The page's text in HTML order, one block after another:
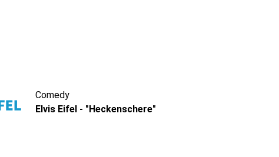
Comedy
Elvis Eifel - "Heckenschere"